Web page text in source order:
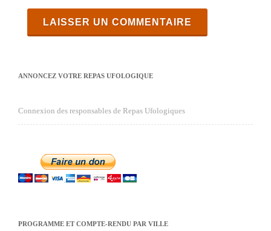
ANNONCEZ VOTRE REPAS UFOLOGIQUE
Connexion des responsables de Repas Ufologiques
PROGRAMME ET COMPTE-RENDU PAR VILLE